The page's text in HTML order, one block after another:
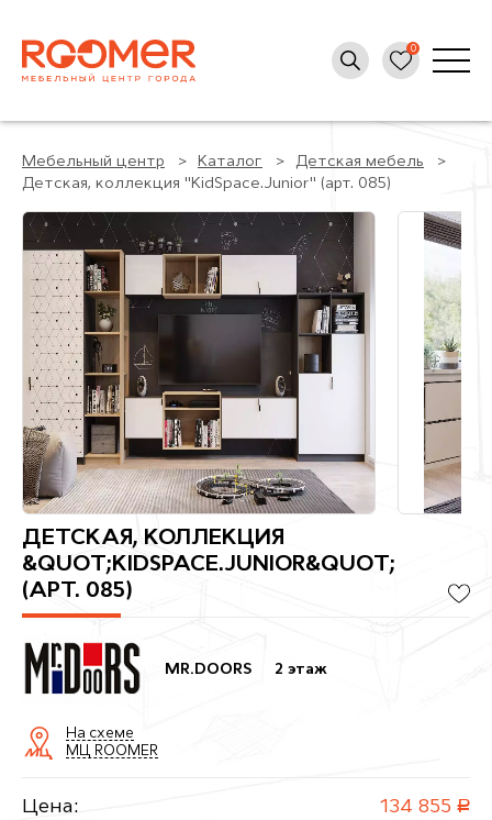
Мебельный центр Каталог
Детская мебель
Детская, коллекция "KidSpace.Junior" (арт. 085)
ДЕТСКАЯ, КОЛЛЕКЦИЯ
&QUOT;KIDSPACE.JUNIOR&QUOT;
(АРТ. 085)
MR.DOORS 2 этаж
На схеме
МЦ ROOMER
Цена: 134 855 руб.